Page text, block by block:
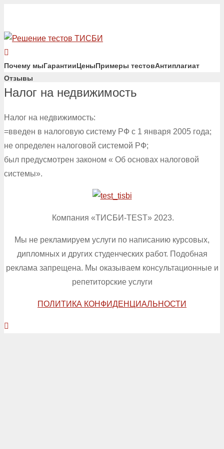
Почему мыГарантииЦеныПримеры тестовАнтиплагиат
Отзывы
Налог на недвижимость
Налог на недвижимость:
=введен в налоговую систему РФ с 1 января 2005 года;
не определен налоговой системой РФ;
был предусмотрен законом « Об основах налоговой
системы».
Компания «ТИСБИ-TEST» 2023.
Мы не рекламируем услуги по написанию курсовых,
дипломных и других студенческих работ. Подобная
реклама запрещена. Мы оказываем консультационные и
репетиторские услуги
ПОЛИТИКА КОНФИДЕНЦИАЛЬНОСТИ